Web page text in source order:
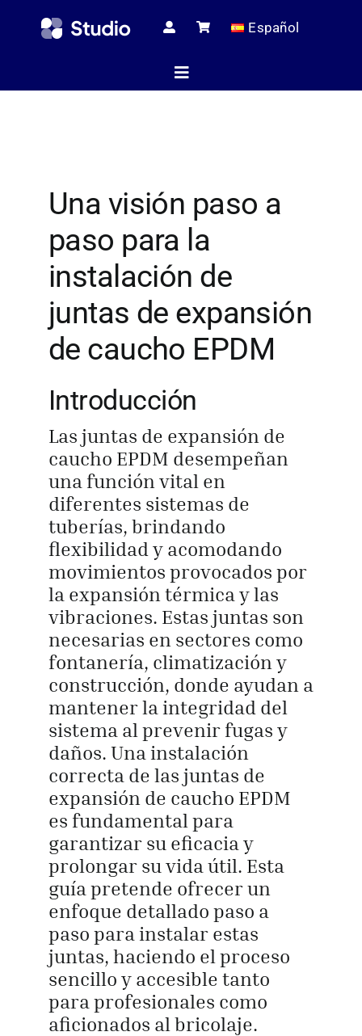
Español
Toggle
Artículos
Una visión paso a
paso para la
instalación de
juntas de expansión
de caucho EPDM
Introducción
Las juntas de expansión de
caucho EPDM desempeñan
una función vital en
diferentes sistemas de
tuberías, brindando
flexibilidad y acomodando
movimientos provocados por
la expansión térmica y las
vibraciones. Estas juntas son
necesarias en sectores como
fontanería, climatización y
construcción, donde ayudan a
mantener la integridad del
sistema al prevenir fugas y
daños. Una instalación
correcta de las juntas de
expansión de caucho EPDM
es fundamental para
garantizar su eficacia y
prolongar su vida útil. Esta
guía pretende ofrecer un
enfoque detallado paso a
paso para instalar estas
juntas, haciendo el proceso
sencillo y accesible tanto
para profesionales como
aficionados al bricolaje.